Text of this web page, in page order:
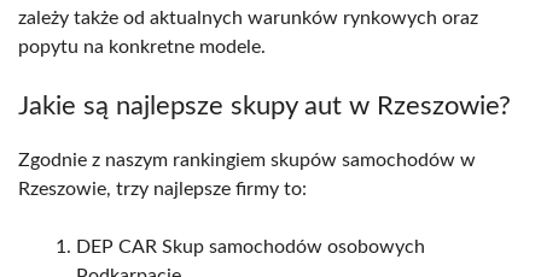
zależy także od aktualnych warunków rynkowych oraz
popytu na konkretne modele.
Jakie są najlepsze skupy aut w Rzeszowie?
Zgodnie z naszym rankingiem skupów samochodów w
Rzeszowie, trzy najlepsze firmy to:
DEP CAR Skup samochodów osobowych